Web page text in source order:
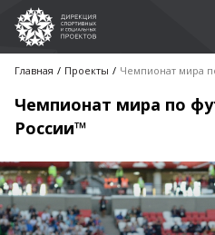
Главная Проекты
Чемпионат мира по
России™